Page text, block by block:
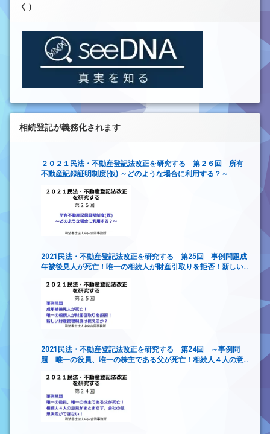
く）
相続登記が義務化されます
２０２１民法・不動産登記法改正を研究する 第２６回 所有
不動産記録証明制度(仮) ～どのような場合に利用する？～
2021民法・不動産登記法改正を研究する 第25回 事例問題成
年被後見人が死亡！唯一の相続人が財産引取りを拒否！新しい
2021民法・不動産登記法改正を研究する 第24回 ～事例問
題 唯一の役員、唯一の株主である父が死亡！相続人４人の意